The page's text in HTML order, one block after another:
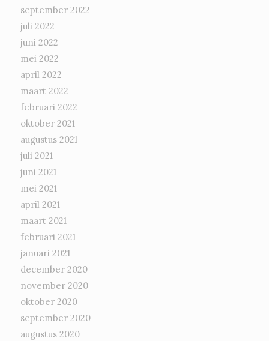
september 2022
juli 2022
juni 2022
mei 2022
april 2022
maart 2022
februari 2022
oktober 2021
augustus 2021
juli 2021
juni 2021
mei 2021
april 2021
maart 2021
februari 2021
januari 2021
december 2020
november 2020
oktober 2020
september 2020
augustus 2020